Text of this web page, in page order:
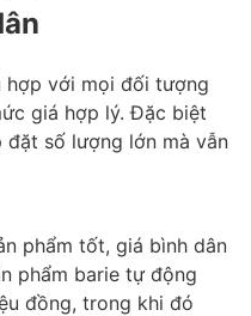
hợp với mọi đối tượng
giá hợp lý. Đặc biệt
đặt số lượng lớn mà vẫn
phẩm tốt, giá bình dân
phẩm barie tự động
đồng, trong khi đó